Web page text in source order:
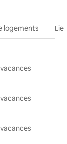
logements